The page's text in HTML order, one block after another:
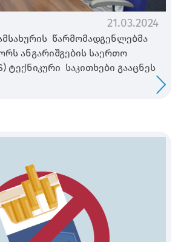
21.03.2024
წარმომადგენლებმა
ანგარიშგების საერთო
ტექნიკური საკითხები გააცნეს